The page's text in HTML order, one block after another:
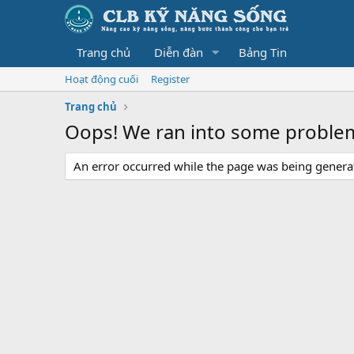
Trang chủ Diễn đàn Bảng Tin
Hoạt động cuối
Register
Trang chủ
Oops! We ran into some
An error occurred while the page was being